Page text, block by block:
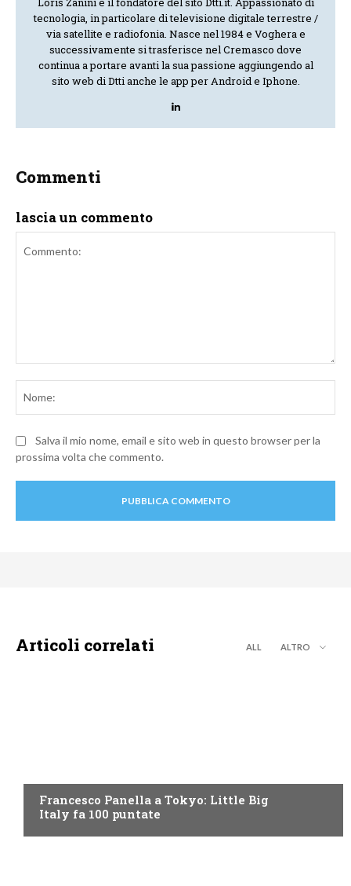
tecnologia, in particolare di televisione digitale terrestre /
via satellite e radiofonia. Nasce nel 1984 e Voghera e
successivamente si trasferisce nel Cremasco dove
continua a portare avanti la sua passione aggiungendo al
sito web di Dtti anche le app per Android e Iphone.
Commenti
lascia un commento
Salva il mio nome, email e sito web in questo browser per la
prossima volta che commento.
Articoli correlati ALL ALTRO
Francesco Panella a Tokyo: Little Big
Italy fa 100 puntate